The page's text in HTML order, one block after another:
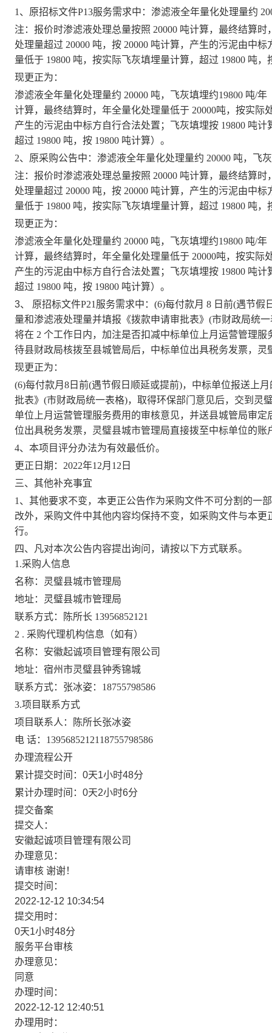
1、原招标文件P13服务需求中：渗滤液全年量化处理量约
注：报价时渗滤液处理总量按照 20000 吨计算，最终结算
处理量超过 20000 吨，按 20000 吨计算，产生的污泥由中
量低于 19800 吨，按实际飞灰填埋量计算，超过 19800 吨，
现更正为：
渗滤液全年量化处理量约 20000 吨，飞灰填埋约19800 吨/
计算，最终结算时，年全量化处理量低于 20000吨，按实际
产生的污泥由中标方自行合法处置；飞灰填埋按 19800 吨
超过 19800 吨，按 19800 吨计算）。
2、原采购公告中：渗滤液全年量化处理量约 20000 吨，飞
注：报价时渗滤液处理总量按照 20000 吨计算，最终结算
处理量超过 20000 吨，按 20000 吨计算，产生的污泥由中
量低于 19800 吨，按实际飞灰填埋量计算，超过 19800 吨，
现更正为：
渗滤液全年量化处理量约 20000 吨，飞灰填埋约19800 吨/
计算，最终结算时，年全量化处理量低于 20000吨，按实际
产生的污泥由中标方自行合法处置；飞灰填埋按 19800 吨
超过 19800 吨，按 19800 吨计算）。
3、
原招标文件P21服务需求中：(6)每付款月 8 日前(遇节
量和渗滤液处理量并填报《拨款申请审批表》(市财政局统
将在 2 个工作日内，加注是否扣减中标单位上月运营管理
待县财政局核拨至县城管局后，中标单位出具税务发票，
现更正为：
(6)每付款月8日前(遇节假日顺延或提前)，中标单位报送上
批表》(市财政局统一表格)，取得环保部门意见后，交到灵
单位上月运营管理服务费用的审核意见，并送县城管局审
位出具税务发票，灵璧县城市管理局直接拨至中标单位的账
4、本项目评分办法为有效最低价。
更正日期： 2022年12月12日
三、其他补充事宜
1、其他要求不变，本更正公告作为采购文件不可分割的一
改外，采购文件中其他内容均保持不变，如采购文件与本
行。
四、凡对本次公告内容提出询问，请按以下方式联系。
1.采购人信息
名称：
灵璧县城市管理局
地址：
灵璧县城市管理局
联系方式：
陈所长 13956852121
2 . 采购代理机构信息（如有）
名称： 安徽起诚项目管理有限公司
地址： 宿州市灵璧县钟秀锦城
联系方式： 张冰姿： 18755798586
3.项目联系方式
项目联系人：
陈所长张冰姿
电 话： 13956852121 18755798586
办理流程公开
累计提交时间： 0天1小时48分
累计办理时间： 0天2小时6分
提交备案
提交人：
安徽起诚项目管理有限公司
办理意见：
请审核 谢谢！
提交时间：
2022-12-12 10:34:54
提交用时：
0天1小时48分
服务平台审核
办理意见：
同意
办理时间：
2022-12-12 12:40:51
办理用时：